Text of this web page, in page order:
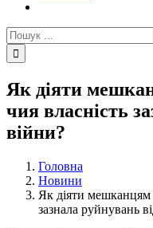
Пошук
...
Як діяти
чия власність
війни?
Головна
Новини
Як діяти мешканцям
зазнала руйнувань